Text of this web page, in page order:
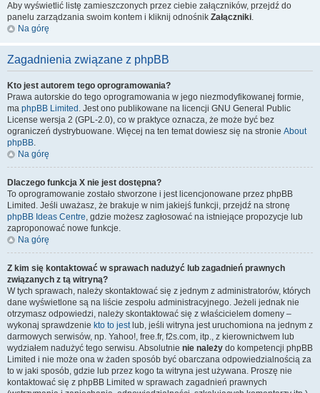
Aby wyświetlić listę zamieszczonych przez ciebie załączników, przejdź do
panelu zarządzania swoim kontem i kliknij odnośnik Załączniki.
Na górę
Zagadnienia związane z phpBB
Kto jest autorem tego oprogramowania?
Prawa autorskie do tego oprogramowania w jego niezmodyfikowanej formie,
ma phpBB Limited . Jest ono publikowane na licencji GNU General Public
License wersja 2 (GPL-2.0), co w praktyce oznacza, że może być bez
ograniczeń dystrybuowane. Więcej na ten temat dowiesz się na stronie About
phpBB.
Na górę
Dlaczego funkcja X nie jest dostępna?
To oprogramowanie zostało stworzone i jest licencjonowane przez phpBB
Limited. Jeśli uważasz, że brakuje w nim jakiejś funkcji, przejdź na stronę
phpBB Ideas Centre, gdzie możesz zagłosować na istniejące propozycje lub
zaproponować nowe funkcje.
Na górę
Z kim się kontaktować w sprawach nadużyć lub zagadnień prawnych
związanych z tą witryną?
W tych sprawach, należy skontaktować się z jednym z administratorów, których
dane wyświetlone są na liście zespołu administracyjnego. Jeżeli jednak nie
otrzymasz odpowiedzi, należy skontaktować się z właścicielem domeny –
wykonaj sprawdzenie kto to jestlub, jeśli witryna jest uruchomiona na jednym z
darmowych serwisów, np. Yahoo!, free.fr, f2s.com, itp., z kierownictwem lub
wydziałem nadużyć tego serwisu. Absolutnie nie należy do kompetencji phpBB
Limited i nie może ona w żaden sposób być obarczana odpowiedzialnością za
to w jaki sposób, gdzie lub przez kogo ta witryna jest używana. Proszę nie
kontaktować się z phpBB Limited w sprawach zagadnień prawnych